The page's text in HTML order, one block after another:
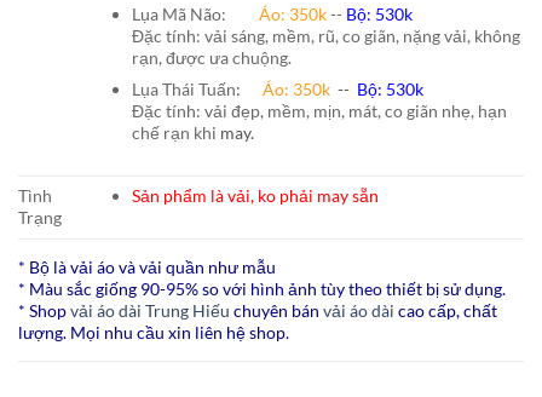
Lụa Mã Não: Áo: 350k-- Bộ: 530k
Đặc tính: vải sáng, mềm, rũ, co giãn, nặng vải, không
rạn, được ưa chuộng.
Lụa Thái Tuấn: Áo: 350k-- Bộ: 530k
Đặc tính: vải đẹp, mềm, mịn, mát, co giãn nhẹ, hạn
chế rạn khi may.
Tình
Trạng
Sản phẩm là vải, ko phải may sẵn
* Bộ là vải áo và vải quần như mẫu
* Màu sắc giống 90-95% so với hình ảnh tùy theo thiết bị sử dụng.
* Shopvải áo dài Trung Hiếu chuyên bán vải áo dài cao cấp, chất
lượng. Mọi nhu cầu xin liên hệ shop.